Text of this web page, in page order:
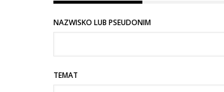
NAZWISKO LUB PSEUDONIM
TEMAT